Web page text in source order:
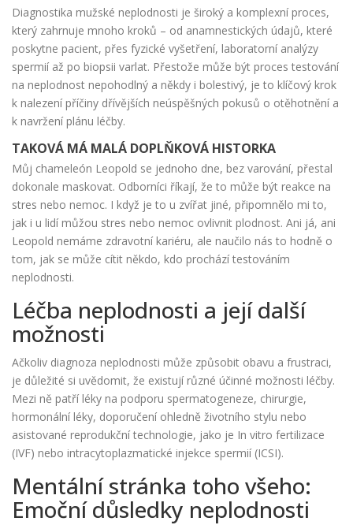
Diagnostika mužské neplodnosti je široký a komplexní proces,
který zahrnuje mnoho kroků – od anamnestických údajů, které
poskytne pacient, přes fyzické vyšetření, laboratorní analýzy
spermií až po biopsii varlat. Přestože může být proces testování
na neplodnost nepohodlný a někdy i bolestivý, je to klíčový krok
k nalezení příčiny dřívějších neúspěšných pokusů o otěhotnění a
k navržení plánu léčby.
TAKOVÁ MÁ MALÁ DOPLŇKOVÁ HISTORKA
Můj chameleón Leopold se jednoho dne, bez varování, přestal
dokonale maskovat. Odborníci říkají, že to může být reakce na
stres nebo nemoc. I když je to u zvířat jiné, připomnělo mi to,
jak i u lidí můžou stres nebo nemoc ovlivnit plodnost. Ani já, ani
Leopold nemáme zdravotní kariéru, ale naučilo nás to hodně o
tom, jak se může cítit někdo, kdo prochází testováním
neplodnosti.
Léčba neplodnosti a její další
možnosti
Ačkoliv diagnoza neplodnosti může způsobit obavu a frustraci,
je důležité si uvědomit, že existují různé účinné možnosti léčby.
Mezi ně patří léky na podporu spermatogeneze, chirurgie,
hormonální léky, doporučení ohledně životního stylu nebo
asistované reprodukční technologie, jako je In vitro fertilizace
(IVF) nebo intracytoplazmatické injekce spermií (ICSI).
Mentální stránka toho všeho:
Emoční důsledky neplodnosti